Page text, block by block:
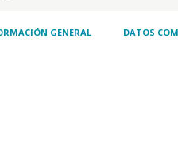
GENERAL DATOS